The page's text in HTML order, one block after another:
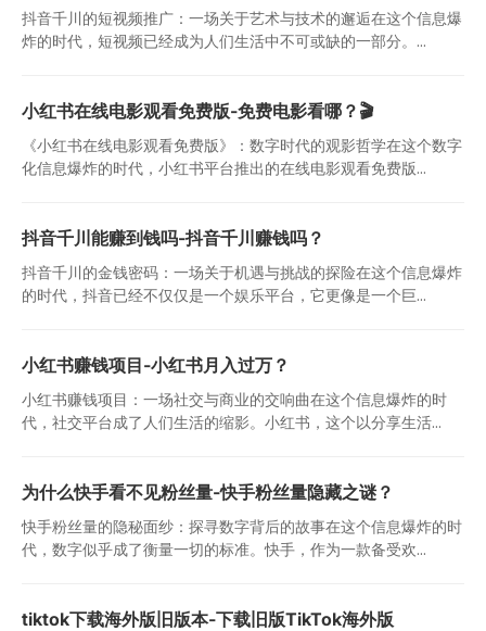
抖音千川的短视频推广：一场关于艺术与技术的邂逅在这个信息爆
炸的时代，短视频已经成为人们生活中不可或缺的一部分。...
小红书在线电影观看免费版-免费电影看哪？🎬
《小红书在线电影观看免费版》：数字时代的观影哲学在这个数字
化信息爆炸的时代，小红书平台推出的在线电影观看免费版...
抖音千川能赚到钱吗-抖音千川赚钱吗？
抖音千川的金钱密码：一场关于机遇与挑战的探险在这个信息爆炸
的时代，抖音已经不仅仅是一个娱乐平台，它更像是一个巨...
小红书赚钱项目-小红书月入过万？
小红书赚钱项目：一场社交与商业的交响曲在这个信息爆炸的时
代，社交平台成了人们生活的缩影。小红书，这个以分享生活...
为什么快手看不见粉丝量-快手粉丝量隐藏之谜？
快手粉丝量的隐秘面纱：探寻数字背后的故事在这个信息爆炸的时
代，数字似乎成了衡量一切的标准。快手，作为一款备受欢...
tiktok下载海外版旧版本-下载旧版TikTok海外版